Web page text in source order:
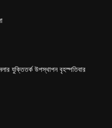
যুক্তিতর্ক উপস্থাপন বৃহস্পতিবার